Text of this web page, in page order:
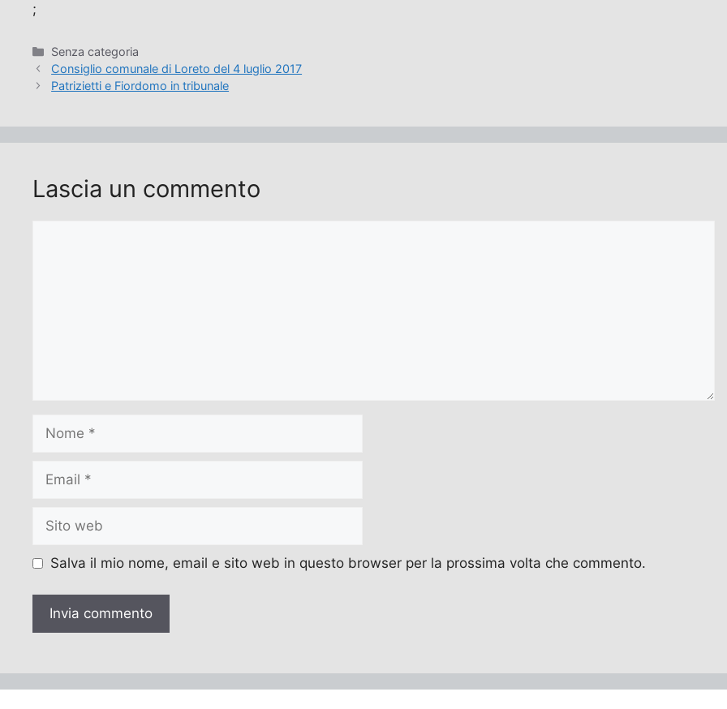
;
Categorie
Senza categoria
Consiglio comunale di Loreto del 4 luglio 2017
Patrizietti e Fiordomo in tribunale
Lascia un commento
Nome
Email
Sito
web
Salva il mio nome, email e sito web in questo browser per la prossima volta che commento.